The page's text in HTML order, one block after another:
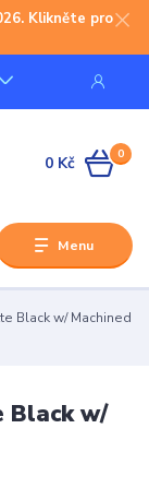
Klikněte pro
Menu
0
0 Kč
Black w/ Machined
Black w/